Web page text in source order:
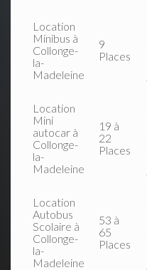
Location
Minibus à
Collonge-
la-
Madeleine
9
Places
Location
Mini
autocar à
Collonge-
la-
Madeleine
19 à
22
Places
Location
Autobus
Scolaire à
Collonge-
la-
Madeleine
53 à
65
Places